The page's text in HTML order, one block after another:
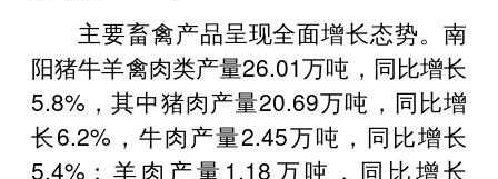
主要畜禽产品呈现全面增长态势。南
阳猪牛羊禽肉类产量26.01万吨，同比增长
5.8%，其中猪肉产量20.69万吨，同比增
长6.2%，牛肉产量2.45万吨，同比增长
5.4%；羊肉产量1.18万吨，同比增长